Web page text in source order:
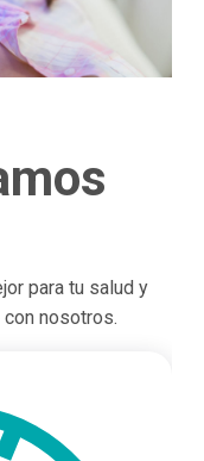
para tu salud y
nosotros.